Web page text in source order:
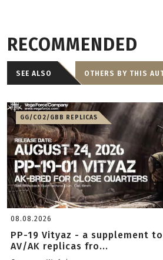
RECOMMENDED
SEE ALSO OTHERS BY THIS
GG/CO2/GBB REPLICAS
08.08.2026
PP-19 Vityaz - a supplement
AV/AK replicas fro...